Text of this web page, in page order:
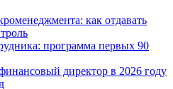
как отдавать
программа первых 90
директор в 2026 году